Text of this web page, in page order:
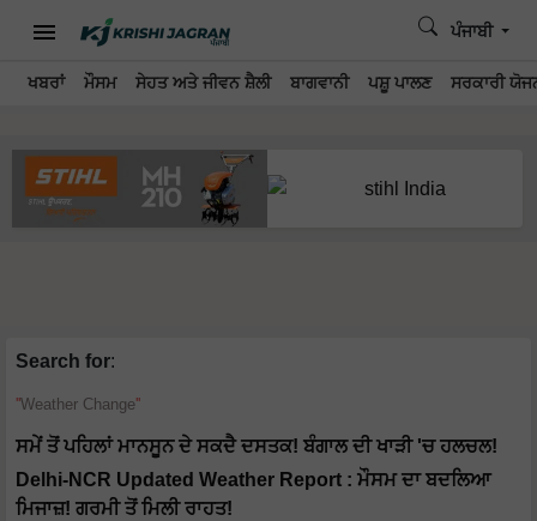
ਖਬਰਾਂ ਮੌਸਮ ਸੇਹਤ ਅਤੇ ਜੀਵਨ ਸ਼ੈਲੀ ਬਾਗਵਾਨੀ ਪਸ਼ੂ ਪਾਲਣ ਸਰਕਾਰੀ
ਪੰਜਾਬੀ
Search for:
Weather Change
ਸਮੇਂ ਤੋਂ ਪਹਿਲਾਂ ਮਾਨਸੂਨ ਦੇ ਸਕਦੈ ਦਸਤਕ! ਬੰਗਾਲ ਦੀ ਖਾੜੀ 'ਚ ਹਲਚਲ!
Delhi-NCR Updated Weather Report : ਮੌਸਮ ਦਾ ਬਦਲਿਆ
ਮਿਜਾਜ਼! ਗਰਮੀ ਤੋਂ ਮਿਲੀ ਰਾਹਤ!